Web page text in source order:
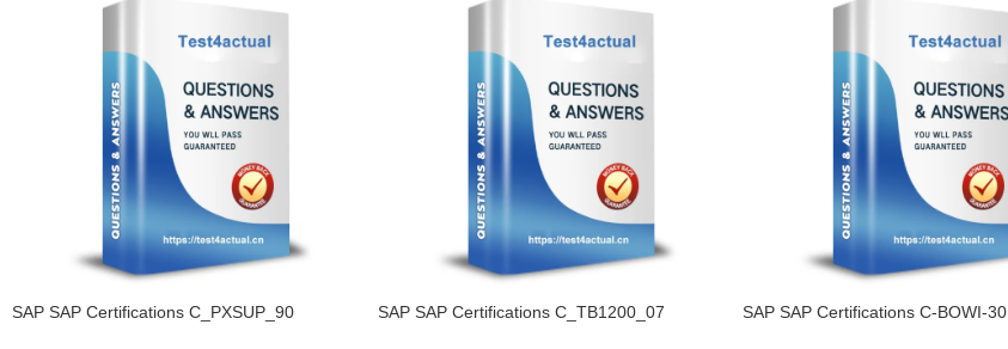
SAP SAP Certifications C_PXSUP_90 SAP SAP Certifications C_TB1200_07 SAP SAP Certifications C-BOWI-30